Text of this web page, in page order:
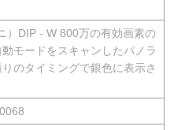
）DIP - W 800万の有効画素の
モードをスキャンしたパノラ
のタイミングで銀色に表示さ